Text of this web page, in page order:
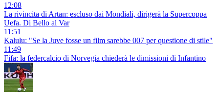
12:08
La rivincita di Artan: escluso dai Mondiali, dirigerà la Supercoppa
Uefa. Di Bello al Var
11:51
Kalulu: "Se la Juve fosse un film sarebbe 007 per questione di stile"
11:49
Fifa: la federcalcio di Norvegia chiederà le dimissioni di Infantino